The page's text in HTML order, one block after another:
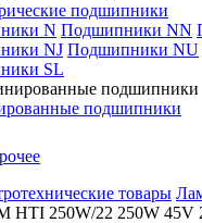
подшипники
N Подшипники NN
NJ Подшипники NU
SL
подшипники
товары
HTI 250W/22 250W 45V